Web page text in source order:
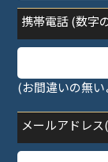
携帯電話 (数字
(お間違いの無
メールアドレ